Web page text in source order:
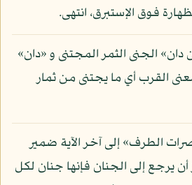
فوق الإستبرق، انتهى.
الجنى الثمر المجتنى و «دان»
القرب أي ما يجتنى من ثمار
الطرف» إلى آخر الآية ضمير
يرجع إلى الجنان فإنها جنان لكل